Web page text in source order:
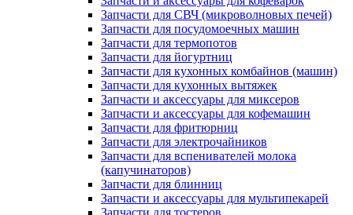
Запчасти для СВЧ (микроволновых печей)
Запчасти для посудомоечных машин
Запчасти для термопотов
Запчасти для йогуртниц
Запчасти для кухонных комбайнов (машин)
Запчасти для кухонных вытяжек
Запчасти и аксессуары для миксеров
Запчасти и аксессуары для кофемашин
Запчасти для фритюрниц
Запчасти для электрочайников
Запчасти для вспенивателей молока
(капучинаторов)
Запчасти для блинниц
Запчасти и аксессуары для мультипекарей
Запчасти для тостеров